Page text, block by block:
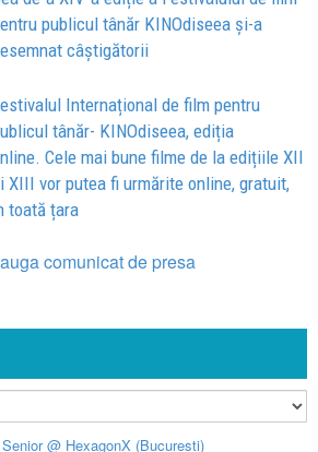
publicul tânăr KINOdiseea și-a
câștigătorii
Internațional de film pentru
tânăr- KINOdiseea, ediția
Cele mai bune filme de la edițiile XII
XIII vor putea fi urmărite online, gratuit,
toată țara
comunicat de presa
@ HexagonX (București)